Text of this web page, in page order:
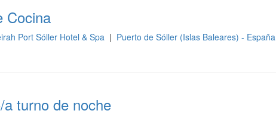
Cocina
Port Sóller Hotel & Spa | Puerto de Sóller (Islas Baleares) - España
a turno de noche